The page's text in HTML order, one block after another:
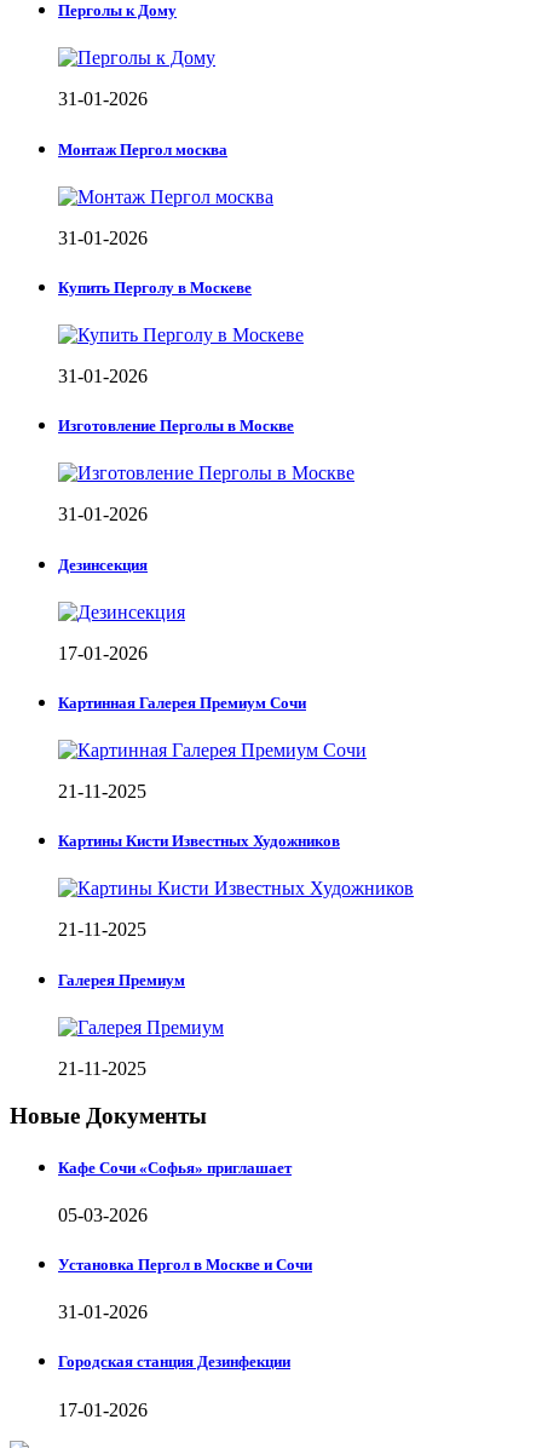
Перголы к Дому
31-01-2026
Монтаж Пергол москва
31-01-2026
Купить Перголу в Москеве
31-01-2026
Изготовление Перголы в Москве
31-01-2026
Дезинсекция
17-01-2026
Картинная Галерея Премиум Сочи
21-11-2025
Картины Кисти Известных Художников
21-11-2025
Галерея Премиум
21-11-2025
Новые Документы
Кафе Сочи «Софья» приглашает
05-03-2026
Установка Пергол в Москве и Сочи
31-01-2026
Городская станция Дезинфекции
17-01-2026